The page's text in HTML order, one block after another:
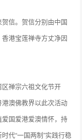
信。贺信分别由中国
港宝莲禅寺方丈净因
禅宗六祖文化节开
澳佛教界以此次活动
国爱港爱澳情怀，持
代“一国两制”实践行稳